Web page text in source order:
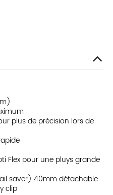
plus de précision lors de
Flex pour une pluys grande
saver) 40mm détachable
clip